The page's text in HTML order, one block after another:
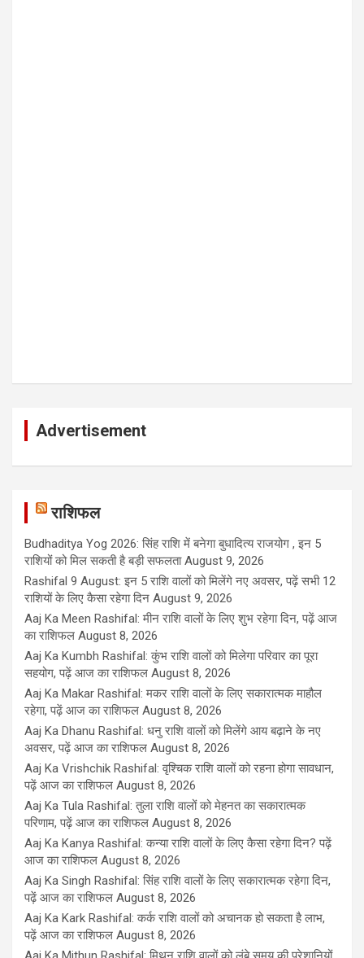
Advertisement
राशिफल
Budhaditya Yog 2026: सिंह राशि में बनेगा बुधादित्य राजयोग , इन 5
राशियों को मिल सकती है बड़ी सफलता August 9, 2026
Rashifal 9 August: इन 5 राशि वालों को मिलेंगे नए अवसर, पढ़ें सभी 12
राशियों के लिए कैसा रहेगा दिन August 9, 2026
Aaj Ka Meen Rashifal: मीन राशि वालों के लिए शुभ रहेगा दिन, पढ़ें आज
का राशिफल August 8, 2026
Aaj Ka Kumbh Rashifal: कुंभ राशि वालों को मिलेगा परिवार का पूरा
सहयोग, पढ़ें आज का राशिफल August 8, 2026
Aaj Ka Makar Rashifal: मकर राशि वालों के लिए सकारात्मक माहौल
रहेगा, पढ़ें आज का राशिफल August 8, 2026
Aaj Ka Dhanu Rashifal: धनु राशि वालों को मिलेंगे आय बढ़ाने के नए
अवसर, पढ़ें आज का राशिफल August 8, 2026
Aaj Ka Vrishchik Rashifal: वृश्चिक राशि वालों को रहना होगा सावधान,
पढ़ें आज का राशिफल August 8, 2026
Aaj Ka Tula Rashifal: तुला राशि वालों को मेहनत का सकारात्मक
परिणाम, पढ़ें आज का राशिफल August 8, 2026
Aaj Ka Kanya Rashifal: कन्या राशि वालों के लिए कैसा रहेगा दिन? पढ़ें
आज का राशिफल August 8, 2026
Aaj Ka Singh Rashifal: सिंह राशि वालों के लिए सकारात्मक रहेगा दिन,
पढ़ें आज का राशिफल August 8, 2026
Aaj Ka Kark Rashifal: कर्क राशि वालों को अचानक हो सकता है लाभ,
पढ़ें आज का राशिफल August 8, 2026